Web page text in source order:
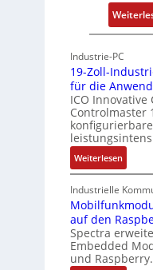
Industrie-PC
19-Zoll-
für die
ICO
Controlmaster
Weiterlesen:
1
9
-
Z
o
l
l
Industrielle
auf den
Spectra
Embedded
und